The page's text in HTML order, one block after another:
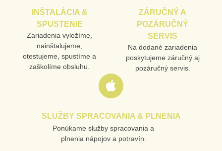
VAŠA OTÁZKA K PRODUKTU
INŠTALÁCIA &
SPUSTENIE
Zariadenia vyložíme,
nainštalujeme,
otestujeme, spustíme a
zaškolíme obsluhu.
ZÁRUČNÝ A
POZÁRUČNÝ
SERVIS
Na dodané zariadenia
poskytujeme záručný aj
pozáručný servis.
SLUŽBY SPRACOVANIA & PLNENIA
Ponúkame služby spracovania a
plnenia nápojov a potravín.